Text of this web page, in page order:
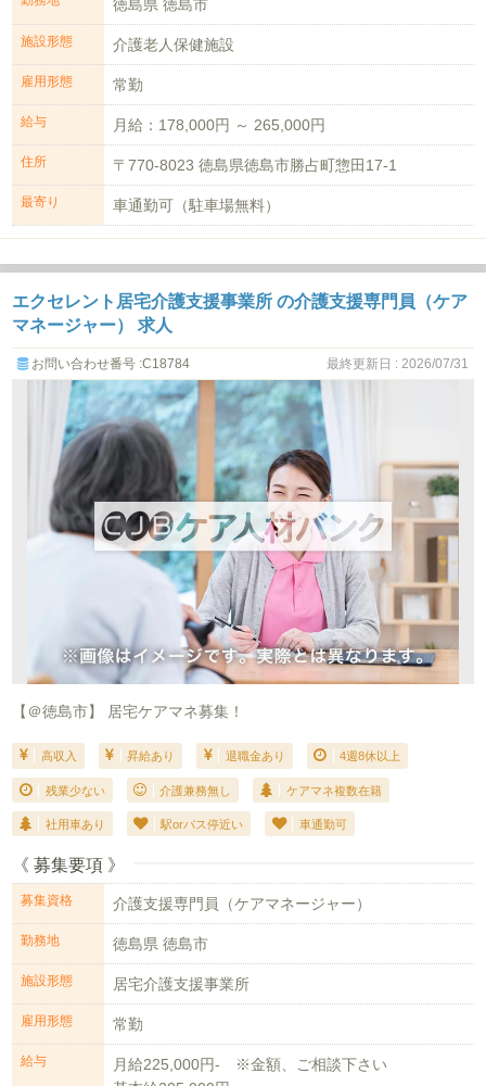
徳島県 徳島市
施設形態 介護老人保健施設
雇用形態 常勤
給与 月給：178,000円 ～ 265,000円
住所 〒770-8023 徳島県徳島市勝占町惣田17-1
最寄り 車通勤可（駐車場無料）
エクセレント居宅介護支援事業所 の介護支援専門員（ケア
マネージャー） 求人
お問い合わせ番号 :C18784 最終更新日 : 2026/07/31
【＠徳島市】 居宅ケアマネ募集！
高収入 昇給あり 退職金あり 4週8休以上
残業少ない 介護兼務無し ケアマネ複数在籍
社用車あり 駅orバス停近い 車通勤可
《 募集要項 》
募集資格 介護支援専門員（ケアマネージャー）
勤務地 徳島県 徳島市
施設形態 居宅介護支援事業所
雇用形態 常勤
給与
月給225,000円- ※金額、ご相談下さい